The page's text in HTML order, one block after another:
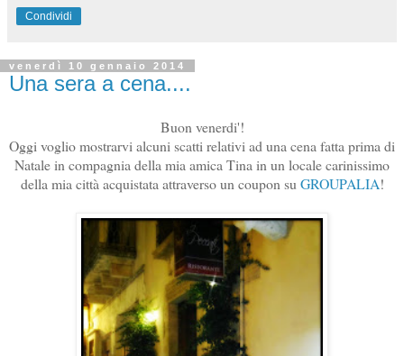
Condividi
venerdì 10 gennaio 2014
Una sera a cena....
Buon venerdi'!
Oggi voglio mostrarvi alcuni scatti relativi ad una cena fatta prima di
Natale in compagnia della mia amica Tina in un locale carinissimo
della mia città acquistata attraverso un coupon su GROUPALIA!